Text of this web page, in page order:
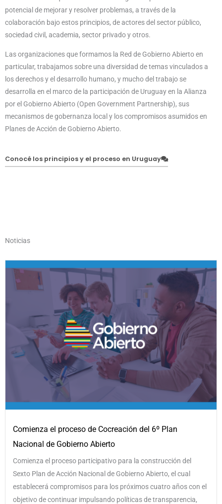
potencial de mejorar y resolver problemas, a través de la
colaboración bajo estos principios, de actores del sector público,
sociedad civil, academia, sector privado y otros.
Las organizaciones que formamos la Red de Gobierno Abierto en
particular, trabajamos sobre una diversidad de temas vinculados a
los derechos y el desarrollo humano, y mucho del trabajo se
desarrolla en el marco de la participación de Uruguay en la Alianza
por el Gobierno Abierto (Open Government Partnership), sus
mecanismos de gobernanza local y los compromisos asumidos en
Planes de Acción de Gobierno Abierto.
Conocé los principios y el proceso en Uruguay
Noticias
Comienza el proceso de Cocreación del 6º Plan
Nacional de Gobierno Abierto
Comienza el proceso participativo para la construcción del
Sexto Plan de Acción Nacional de Gobierno Abierto, el cual
establecerá compromisos para los próximos cuatro años con el
objetivo de continuar impulsando políticas de transparencia,